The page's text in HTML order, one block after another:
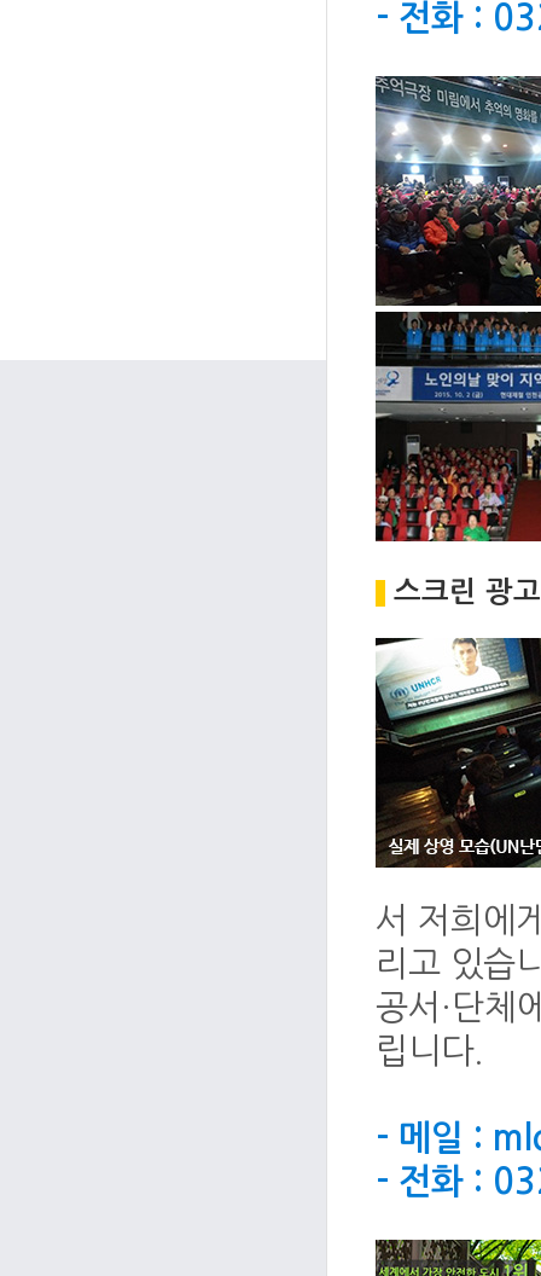
- 전화 :
스크린 광고
서 저희에
리고 있습
공서·단체
립니다.
- 메일 :
- 전화 :